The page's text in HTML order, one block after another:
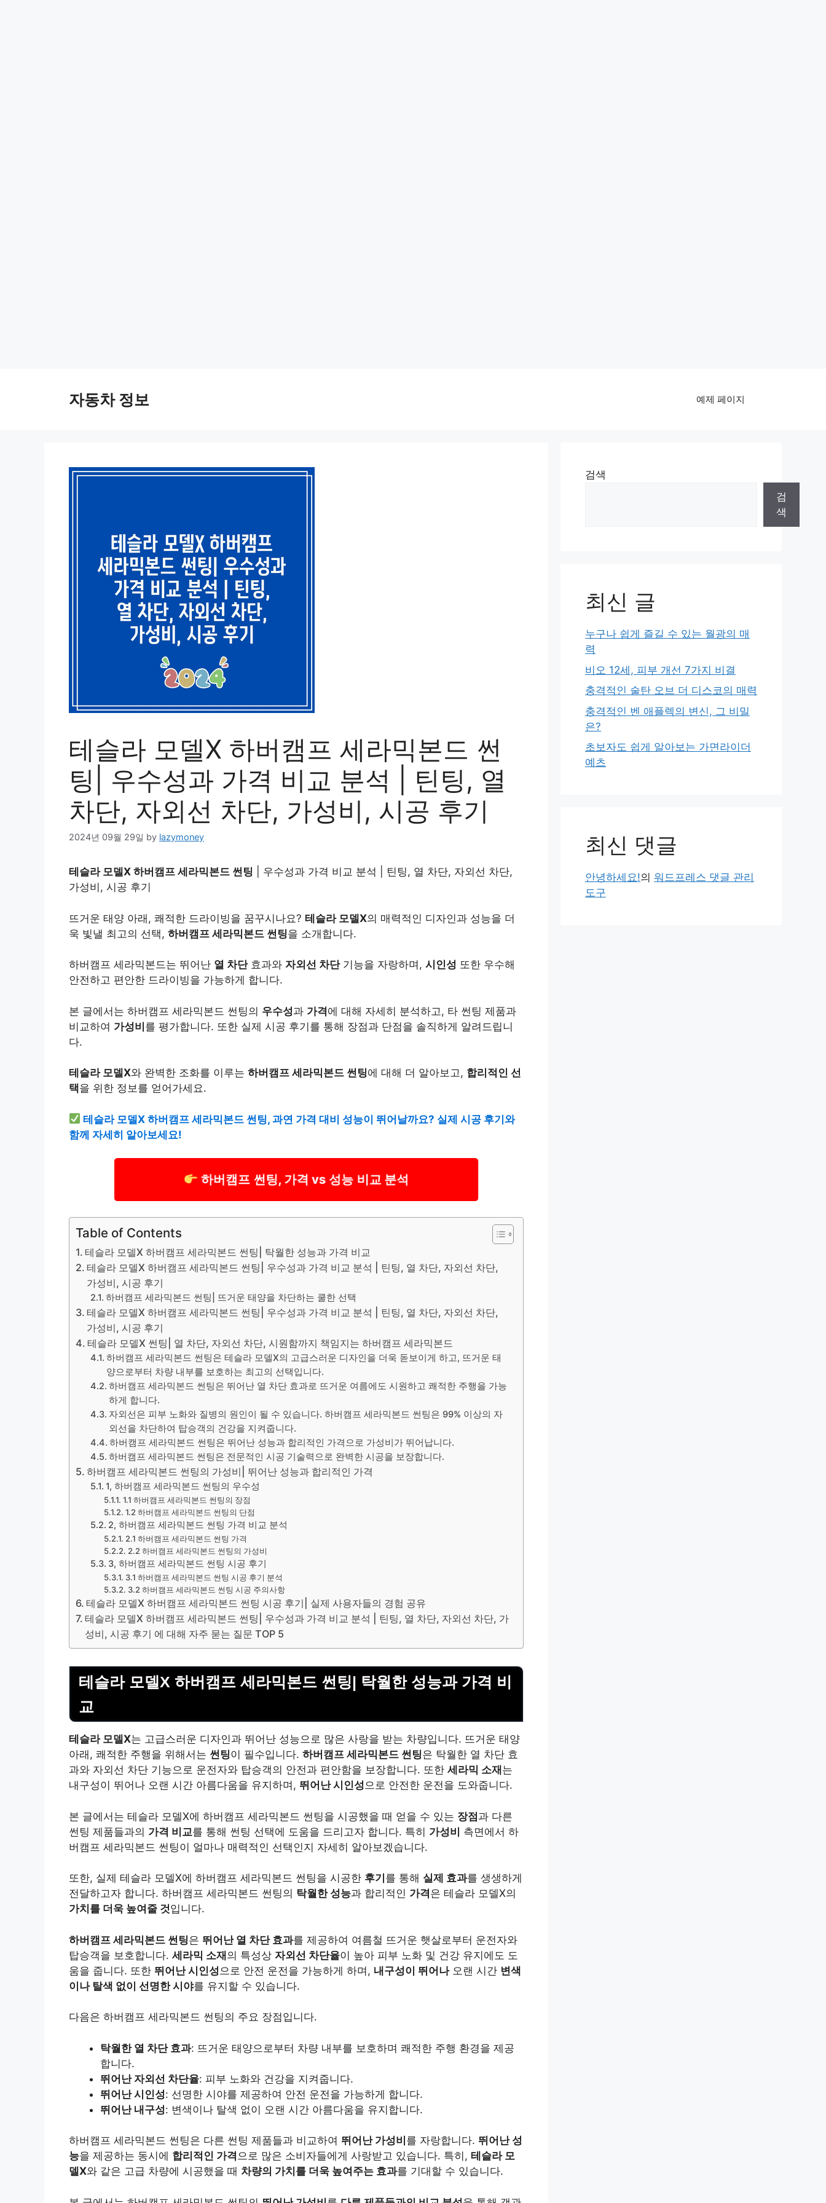
자동차 정보 예제 페이지
테슬라 모델X 하버캠프 세라믹본드 썬
팅| 우수성과 가격 비교 분석 | 틴팅, 열
차단, 자외선 차단, 가성비, 시공 후기
2024년 09월 29일 by lazymoney
테슬라 모델X 하버캠프 세라믹본드 썬팅 | 우수성과 가격 비교 분석 | 틴팅, 열 차단, 자외선 차단,
가성비, 시공 후기
뜨거운 태양 아래, 쾌적한 드라이빙을 꿈꾸시나요? 테슬라 모델X의 매력적인 디자인과 성능을 더
욱 빛낼 최고의 선택, 하버캠프 세라믹본드 썬팅을 소개합니다.
하버캠프 세라믹본드는 뛰어난 열 차단효과와 자외선 차단기능을 자랑하며, 시인성 또한 우수해
안전하고 편안한 드라이빙을 가능하게 합니다.
본 글에서는 하버캠프 세라믹본드 썬팅의 우수성과 가격에 대해 자세히 분석하고, 타 썬팅 제품과
비교하여 가성비를 평가합니다. 또한 실제 시공 후기를 통해 장점과 단점을 솔직하게 알려드립니
다.
테슬라 모델X와 완벽한 조화를 이루는 하버캠프 세라믹본드 썬팅에 대해 더 알아보고, 합리적인 선
택을 위한 정보를 얻어가세요.
테슬라 모델X 하버캠프 세라믹본드 썬팅, 과연 가격 대비 성능이 뛰어날까요? 실제 시공 후기와
함께 자세히 알아보세요!
하버캠프 썬팅, 가격 vs 성능 비교 분석
Table of Contents
테슬라 모델X 하버캠프 세라믹본드 썬팅| 탁월한 성능과 가격 비교
테슬라 모델X 하버캠프 세라믹본드 썬팅| 우수성과 가격 비교 분석 | 틴팅, 열 차단, 자외선 차단,
가성비, 시공 후기
하버캠프 세라믹본드 썬팅| 뜨거운 태양을 차단하는 쿨한 선택
테슬라 모델X 하버캠프 세라믹본드 썬팅| 우수성과 가격 비교 분석 | 틴팅, 열 차단, 자외선 차단,
가성비, 시공 후기
테슬라 모델X 썬팅| 열 차단, 자외선 차단, 시원함까지 책임지는 하버캠프 세라믹본드
하버캠프 세라믹본드 썬팅은 테슬라 모델X의 고급스러운 디자인을 더욱 돋보이게 하고, 뜨거운 태
양으로부터 차량 내부를 보호하는 최고의 선택입니다.
하버캠프 세라믹본드 썬팅은 뛰어난 열 차단 효과로 뜨거운 여름에도 시원하고 쾌적한 주행을 가능
하게 합니다.
자외선은 피부 노화와 질병의 원인이 될 수 있습니다. 하버캠프 세라믹본드 썬팅은 99% 이상의 자
외선을 차단하여 탑승객의 건강을 지켜줍니다.
하버캠프 세라믹본드 썬팅은 뛰어난 성능과 합리적인 가격으로 가성비가 뛰어납니다.
하버캠프 세라믹본드 썬팅은 전문적인 시공 기술력으로 완벽한 시공을 보장합니다.
하버캠프 세라믹본드 썬팅의 가성비| 뛰어난 성능과 합리적인 가격
1, 하버캠프 세라믹본드 썬팅의 우수성
1.1 하버캠프 세라믹본드 썬팅의 장점
1.2 하버캠프 세라믹본드 썬팅의 단점
2, 하버캠프 세라믹본드 썬팅 가격 비교 분석
2.1 하버캠프 세라믹본드 썬팅 가격
2.2 하버캠프 세라믹본드 썬팅의 가성비
3, 하버캠프 세라믹본드 썬팅 시공 후기
3.1 하버캠프 세라믹본드 썬팅 시공 후기 분석
3.2 하버캠프 세라믹본드 썬팅 시공 주의사항
테슬라 모델X 하버캠프 세라믹본드 썬팅 시공 후기| 실제 사용자들의 경험 공유
테슬라 모델X 하버캠프 세라믹본드 썬팅| 우수성과 가격 비교 분석 | 틴팅, 열 차단, 자외선 차단, 가
성비, 시공 후기 에 대해 자주 묻는 질문 TOP 5
테슬라 모델X 하버캠프 세라믹본드 썬팅| 탁월한 성능과 가격 비
교
테슬라 모델X는 고급스러운 디자인과 뛰어난 성능으로 많은 사랑을 받는 차량입니다. 뜨거운 태양
아래, 쾌적한 주행을 위해서는 썬팅이 필수입니다. 하버캠프 세라믹본드 썬팅은 탁월한 열 차단 효
과와 자외선 차단 기능으로 운전자와 탑승객의 안전과 편안함을 보장합니다. 또한 세라믹 소재 는
내구성이 뛰어나 오랜 시간 아름다움을 유지하며, 뛰어난 시인성으로 안전한 운전을 도와줍니다.
본 글에서는 테슬라 모델X에 하버캠프 세라믹본드 썬팅을 시공했을 때 얻을 수 있는 장점과 다른
썬팅 제품들과의 가격 비교를 통해 썬팅 선택에 도움을 드리고자 합니다. 특히 가성비 측면에서 하
버캠프 세라믹본드 썬팅이 얼마나 매력적인 선택인지 자세히 알아보겠습니다.
또한, 실제 테슬라 모델X에 하버캠프 세라믹본드 썬팅을 시공한 후기 를 통해 실제 효과를 생생하게
전달하고자 합니다. 하버캠프 세라믹본드 썬팅의 탁월한 성능과 합리적인 가격은 테슬라 모델X의
가치를 더욱 높여줄 것입니다.
하버캠프 세라믹본드 썬팅은 뛰어난 열 차단 효과를 제공하여 여름철 뜨거운 햇살로부터 운전자와
탑승객을 보호합니다. 세라믹 소재의 특성상 자외선 차단율이 높아 피부 노화 및 건강 유지에도 도
움을 줍니다. 또한 뛰어난 시인성 으로 안전 운전을 가능하게 하며, 내구성이 뛰어나오랜 시간 변색
이나 탈색 없이 선명한 시야를 유지할 수 있습니다.
다음은 하버캠프 세라믹본드 썬팅의 주요 장점입니다.
탁월한 열 차단 효과: 뜨거운 태양으로부터 차량 내부를 보호하며 쾌적한 주행 환경을 제공
합니다.
뛰어난 자외선 차단율: 피부 노화와 건강을 지켜줍니다.
뛰어난 시인성: 선명한 시야를 제공하여 안전 운전을 가능하게 합니다.
뛰어난 내구성: 변색이나 탈색 없이 오랜 시간 아름다움을 유지합니다.
하버캠프 세라믹본드 썬팅은 다른 썬팅 제품들과 비교하여 뛰어난 가성비 를 자랑합니다. 뛰어난 성
능을 제공하는 동시에 합리적인 가격으로 많은 소비자들에게 사랑받고 있습니다. 특히, 테슬라 모
델X와 같은 고급 차량에 시공했을 때 차량의 가치를 더욱 높여주는 효과를 기대할 수 있습니다.
검색
검
색
최신 글
누구나 쉽게 즐길 수 있는 월광의 매
력
비오 12세, 피부 개선 7가지 비결
충격적인 술탄 오브 더 디스코의 매력
충격적인 벤 애플렉의 변신, 그 비밀
은?
초보자도 쉽게 알아보는 가면라이더
예츠
최신 댓글
안녕하세요!의 워드프레스 댓글 관리
도구